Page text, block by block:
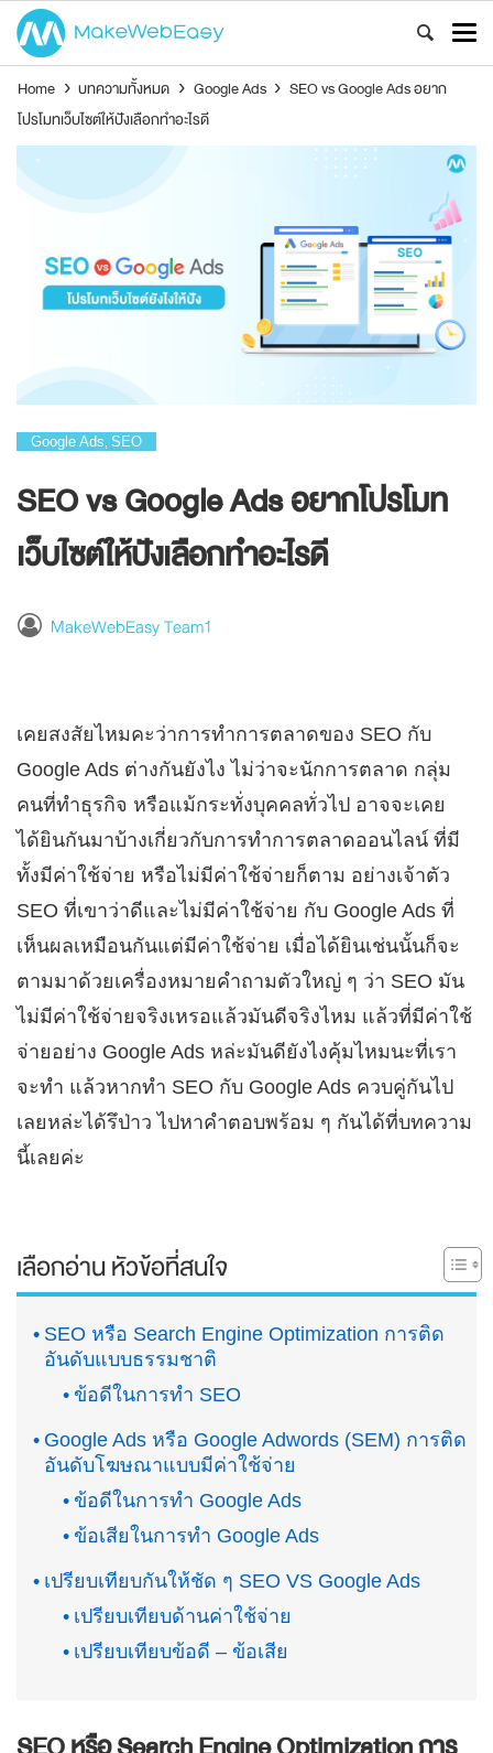
Home › บทความทั้งหมด › Google Ads › SEO vs Google Ads อยาก
โปรโมทเว็บไซต์ให้ปังเลือกทำอะไรดี
Google Ads SEO
SEO vs Google Ads อยากโปรโมท
เว็บไซต์ให้ปังเลือกทำอะไรดี
MakeWebEasy Team1
เคยสงสัยไหมคะว่าการทำการตลาดของ SEO กับ
Google Ads ต่างกันยังไง ไม่ว่าจะนักการตลาด กลุ่ม
คนที่ทำธุรกิจ หรือแม้กระทั่งบุคคลทั่วไป อาจจะเคย
ได้ยินกันมาบ้างเกี่ยวกับการทำการตลาดออนไลน์ ที่มี
ทั้งมีค่าใช้จ่าย หรือไม่มีค่าใช้จ่ายก็ตาม อย่างเจ้าตัว
SEO ที่เขาว่าดีและไม่มีค่าใช้จ่าย กับ Google Ads ที่
เห็นผลเหมือนกันแต่มีค่าใช้จ่าย เมื่อได้ยินเช่นนั้นก็จะ
ตามมาด้วยเครื่องหมายคำถามตัวใหญ่ ๆ ว่า SEO มัน
ไม่มีค่าใช้จ่ายจริงเหรอแล้วมันดีจริงไหม แล้วที่มีค่าใช้
จ่ายอย่าง Google Ads หล่ะมันดียังไงคุ้มไหมนะที่เรา
จะทำ แล้วหากทำ SEO กับ Google Ads ควบคู่กันไป
เลยหล่ะได้รึป่าว ไปหาคำตอบพร้อม ๆ กันได้ที่บทความ
นี้เลยค่ะ
เลือกอ่าน หัวข้อที่สนใจ
SEO หรือ Search Engine Optimization การติด
อันดับแบบธรรมชาติ
ข้อดีในการทำ SEO
Google Ads หรือ Google Adwords (SEM) การติด
อันดับโฆษณาแบบมีค่าใช้จ่าย
ข้อดีในการทำ Google Ads
ข้อเสียในการทำ Google Ads
เปรียบเทียบกันให้ชัด ๆ SEO VS Google Ads
เปรียบเทียบด้านค่าใช้จ่าย
เปรียบเทียบข้อดี – ข้อเสีย